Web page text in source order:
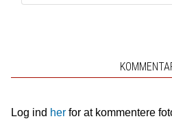
Log ind herfor at kommentere